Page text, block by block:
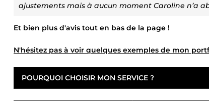
ajustements mais à aucun moment Caroline n’a
Et bien plus d'avis tout en bas de la page !
N'hésitez pas à voir quelques exemples de mon
POURQUOI CHOISIR MON SERVICE ?